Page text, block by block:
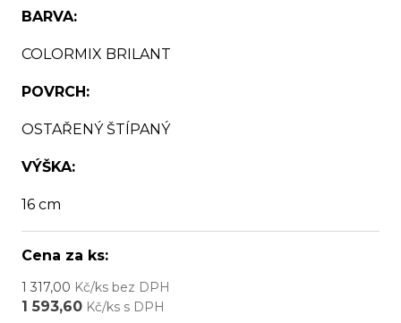
BARVA:
COLORMIX BRILANT
POVRCH:
OSTAŘENÝ ŠTÍPANÝ
VÝŠKA:
16 cm
Cena za ks:
1 317,00 Kč/ks bez DPH
1 593,60 Kč/ks s DPH